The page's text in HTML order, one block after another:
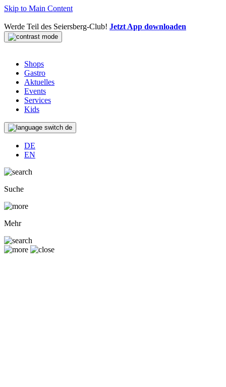
Skip to Main Content
Werde Teil des Seiersberg-Club! Jetzt App downloaden
Shops
Gastro
Aktuelles
Events
Services
Kids
de
DE
EN
Suche
Mehr